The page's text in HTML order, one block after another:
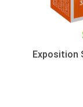
Exposition